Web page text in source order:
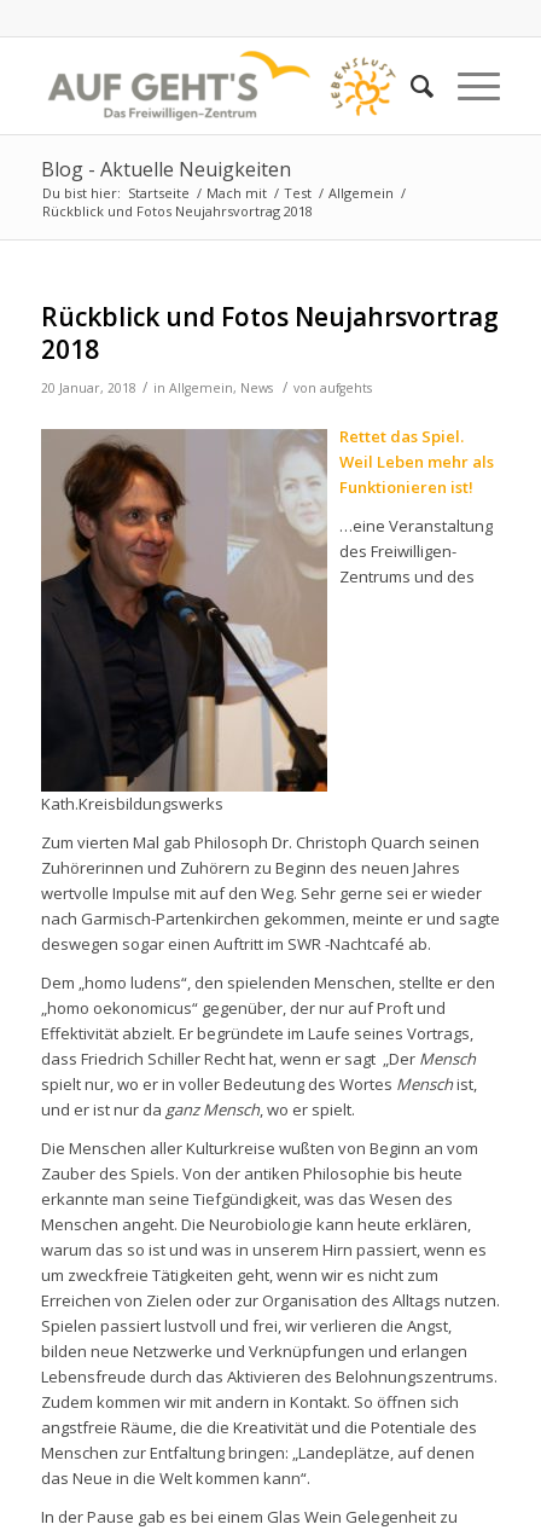
Blog - Aktuelle Neuigkeiten
Du bist hier: Startseite / Mach mit / Test / Allgemein /
Rückblick und Fotos Neujahrsvortrag 2018
Rückblick und Fotos Neujahrsvortrag
2018
20 Januar, 2018 / in Allgemein, News / von aufgehts
Rettet das Spiel.
Weil Leben mehr als
Funktionieren ist!
…eine Veranstaltung
des Freiwilligen-
Zentrums und des
Kath.Kreisbildungswerks
Zum vierten Mal gab Philosoph Dr. Christoph Quarch seinen
Zuhörerinnen und Zuhörern zu Beginn des neuen Jahres
wertvolle Impulse mit auf den Weg. Sehr gerne sei er wieder
nach Garmisch-Partenkirchen gekommen, meinte er und sagte
deswegen sogar einen Auftritt im SWR -Nachtcafé ab.
Dem „homo ludens“, den spielenden Menschen, stellte er den
„homo oekonomicus“ gegenüber, der nur auf Proft und
Effektivität abzielt. Er begründete im Laufe seines Vortrags,
dass Friedrich Schiller Recht hat, wenn er sagt „Der Mensch
spielt nur, wo er in voller Bedeutung des Wortes Menschist,
und er ist nur da ganz Mensch, wo er spielt.
Die Menschen aller Kulturkreise wußten von Beginn an vom
Zauber des Spiels. Von der antiken Philosophie bis heute
erkannte man seine Tiefgündigkeit, was das Wesen des
Menschen angeht. Die Neurobiologie kann heute erklären,
warum das so ist und was in unserem Hirn passiert, wenn es
um zweckfreie Tätigkeiten geht, wenn wir es nicht zum
Erreichen von Zielen oder zur Organisation des Alltags nutzen.
Spielen passiert lustvoll und frei, wir verlieren die Angst,
bilden neue Netzwerke und Verknüpfungen und erlangen
Lebensfreude durch das Aktivieren des Belohnungszentrums.
Zudem kommen wir mit andern in Kontakt. So öffnen sich
angstfreie Räume, die die Kreativität und die Potentiale des
Menschen zur Entfaltung bringen: „Landeplätze, auf denen
das Neue in die Welt kommen kann“.
In der Pause gab es bei einem Glas Wein Gelegenheit zu